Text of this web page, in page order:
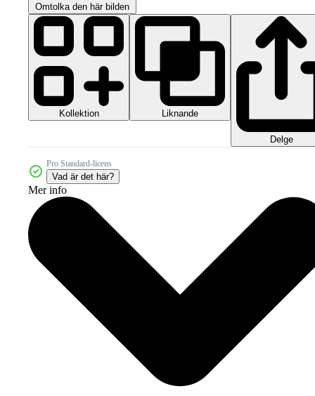
Omtolka den här bilden
Kollektion Liknande
Delge
Pro Standard-licens
Vad är det här?
Mer info